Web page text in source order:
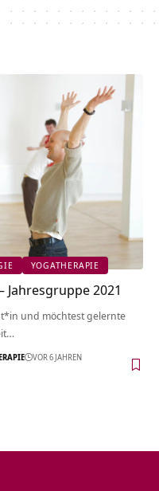
YOGATHERAPIE
Jahresgruppe 2021
und möchtest gelernte
VOR 6 JAHREN